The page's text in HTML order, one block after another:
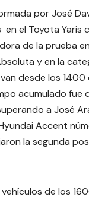
por José
en el Toyota Yaris
de la prueba
y en la
desde los
acumulado fue
a José
Accent
la segunda
vehículos de los